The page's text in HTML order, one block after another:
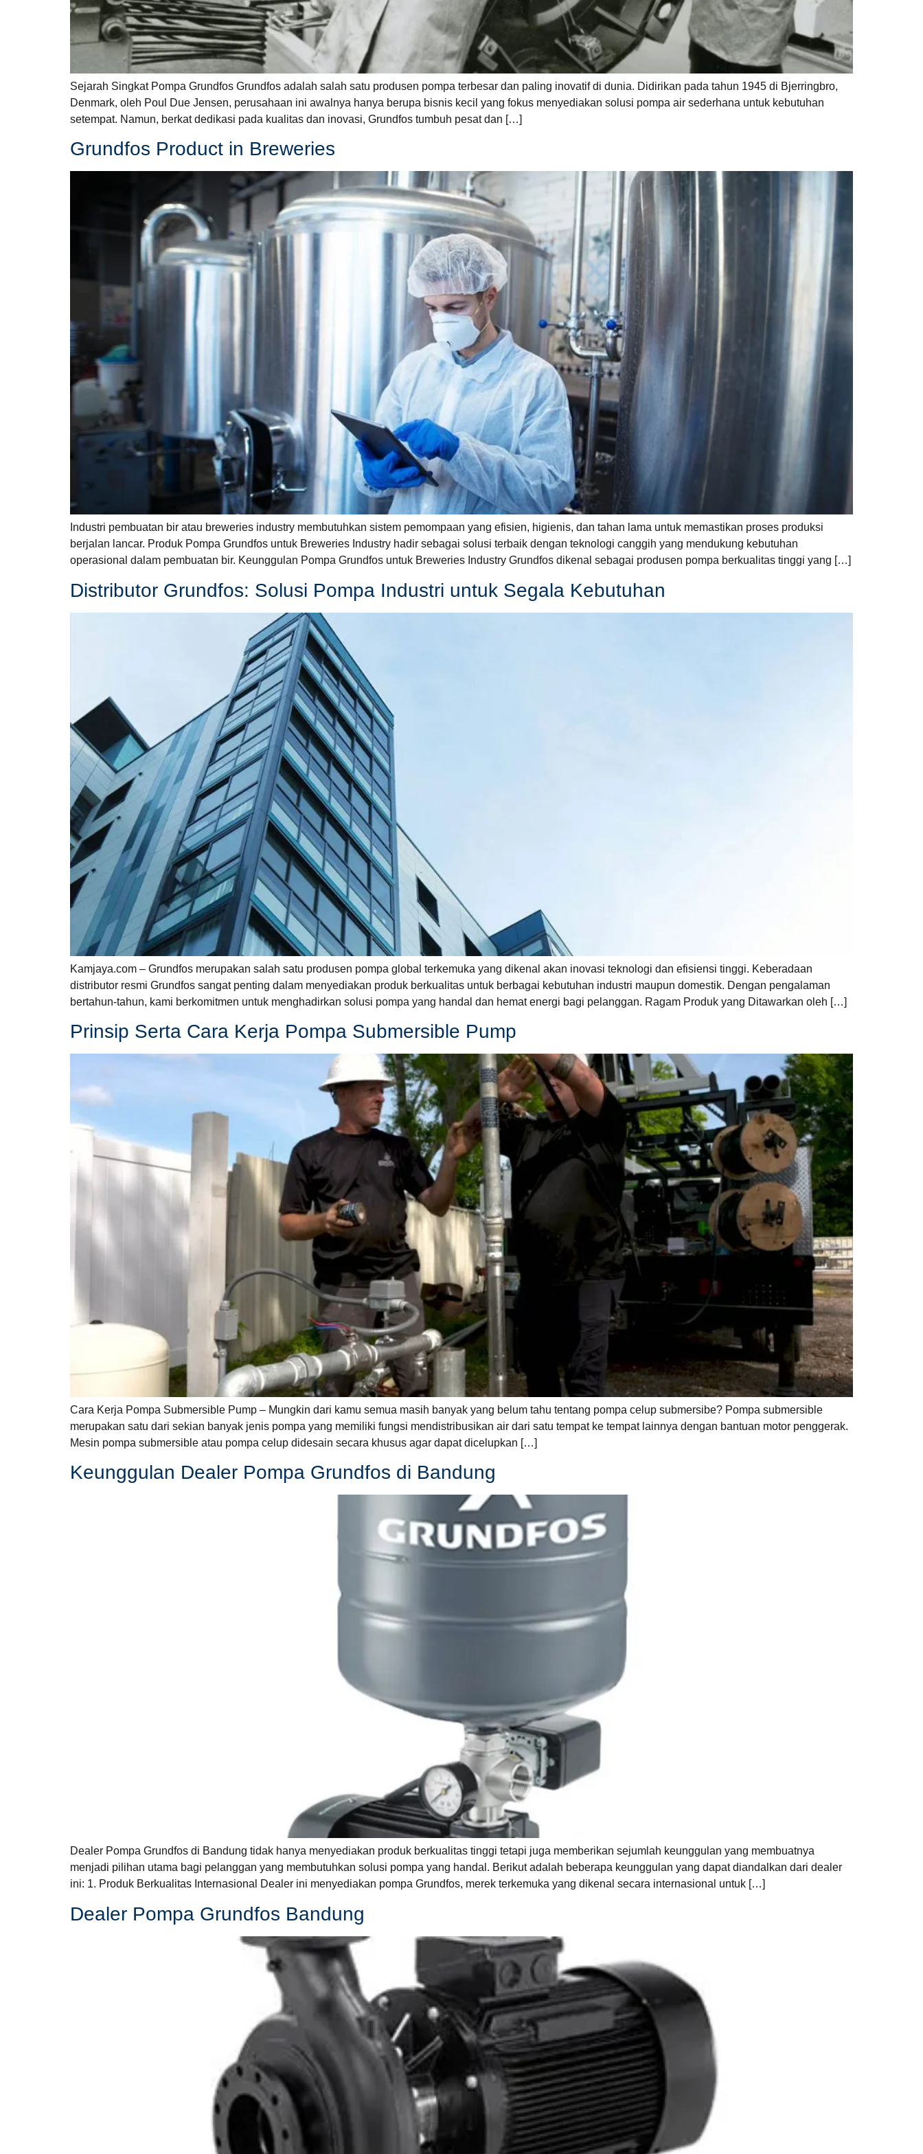
Sejarah Singkat Pompa Grundfos Grundfos adalah salah satu produsen pompa terbesar dan paling inovatif di dunia. Didirikan pada tahun 1945 di Bjerringbro,
Denmark, oleh Poul Due Jensen, perusahaan ini awalnya hanya berupa bisnis kecil yang fokus menyediakan solusi pompa air sederhana untuk kebutuhan
setempat. Namun, berkat dedikasi pada kualitas dan inovasi, Grundfos tumbuh pesat dan […]
Grundfos Product in Breweries
Industri pembuatan bir atau breweries industry membutuhkan sistem pemompaan yang efisien, higienis, dan tahan lama untuk memastikan proses produksi
berjalan lancar. Produk Pompa Grundfos untuk Breweries Industry hadir sebagai solusi terbaik dengan teknologi canggih yang mendukung kebutuhan
operasional dalam pembuatan bir. Keunggulan Pompa Grundfos untuk Breweries Industry Grundfos dikenal sebagai produsen pompa berkualitas tinggi yang […]
Distributor Grundfos: Solusi Pompa Industri untuk Segala Kebutuhan
Kamjaya.com – Grundfos merupakan salah satu produsen pompa global terkemuka yang dikenal akan inovasi teknologi dan efisiensi tinggi. Keberadaan
distributor resmi Grundfos sangat penting dalam menyediakan produk berkualitas untuk berbagai kebutuhan industri maupun domestik. Dengan pengalaman
bertahun-tahun, kami berkomitmen untuk menghadirkan solusi pompa yang handal dan hemat energi bagi pelanggan. Ragam Produk yang Ditawarkan oleh […]
Prinsip Serta Cara Kerja Pompa Submersible Pump
Cara Kerja Pompa Submersible Pump – Mungkin dari kamu semua masih banyak yang belum tahu tentang pompa celup submersibe? Pompa submersible
merupakan satu dari sekian banyak jenis pompa yang memiliki fungsi mendistribusikan air dari satu tempat ke tempat lainnya dengan bantuan motor penggerak.
Mesin pompa submersible atau pompa celup didesain secara khusus agar dapat dicelupkan […]
Keunggulan Dealer Pompa Grundfos di Bandung
Dealer Pompa Grundfos di Bandung tidak hanya menyediakan produk berkualitas tinggi tetapi juga memberikan sejumlah keunggulan yang membuatnya
menjadi pilihan utama bagi pelanggan yang membutuhkan solusi pompa yang handal. Berikut adalah beberapa keunggulan yang dapat diandalkan dari dealer
ini: 1. Produk Berkualitas Internasional Dealer ini menyediakan pompa Grundfos, merek terkemuka yang dikenal secara internasional untuk […]
Dealer Pompa Grundfos Bandung